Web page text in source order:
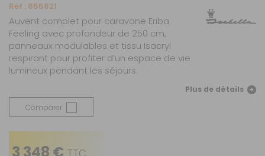
Réf : 855821
Auvent complet pour caravane Eriba
Feeling avec profondeur de 250 cm,
panneaux modulables et tissu Isacryl
respirant pour profiter d’un espace de vie
lumineux pendant les séjours.
Plus de détails
Comparer